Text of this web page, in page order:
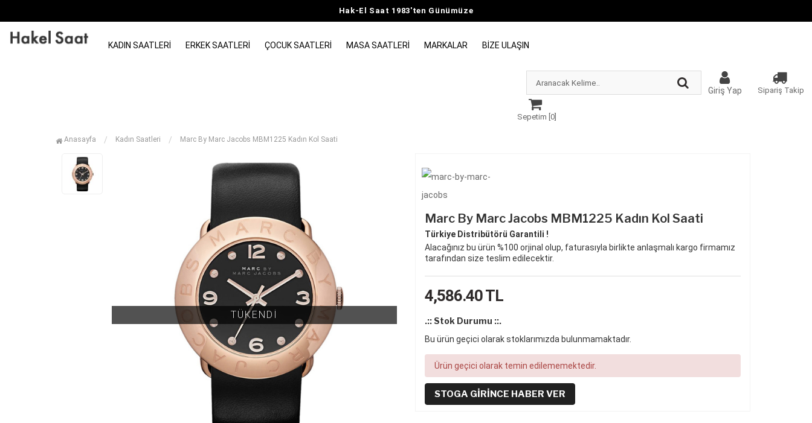
Hak-El Saat 1983'ten Günümüze
KADIN SAATLERI ERKEK SAATLERI ÇOCUK SAATLERI MASA SAATLERI MARKALAR BIZE ULAŞIN
Giriş Yap Sipariş Takip
Sepetim [ 0]
Anasayfa Kadın Saatleri Marc By Marc Jacobs MBM1225 Kadın Kol Saati
TÜKENDİ
Marc By Marc Jacobs MBM1225 Kadın Kol Saati
Türkiye Distribütörü Garantili !
Alacağınız bu ürün %100 orjinal olup, faturasıyla birlikte anlaşmalı kargo firmamız
tarafından size teslim edilecektir.
4,586.40TL
.:: Stok Durumu ::.
Bu ürün geçici olarak stoklarımızda bulunmamaktadır.
Ürün geçici olarak temin edilememektedir.
STOGA GIRINCE HABER VER